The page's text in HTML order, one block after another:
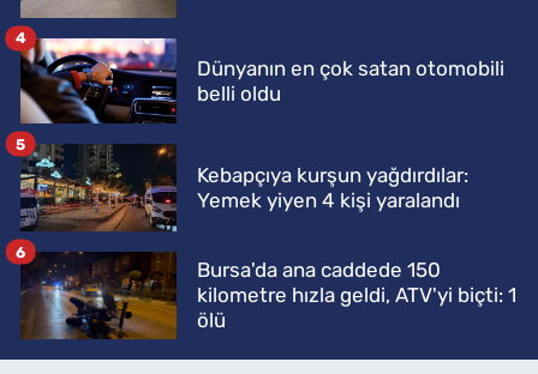
Dünyanın en çok satan otomobili
belli oldu
4
Kebapçıya kurşun yağdırdılar:
Yemek yiyen 4 kişi yaralandı
5
Bursa'da ana caddede 150
kilometre hızla geldi, ATV'yi biçti: 1
ölü
6